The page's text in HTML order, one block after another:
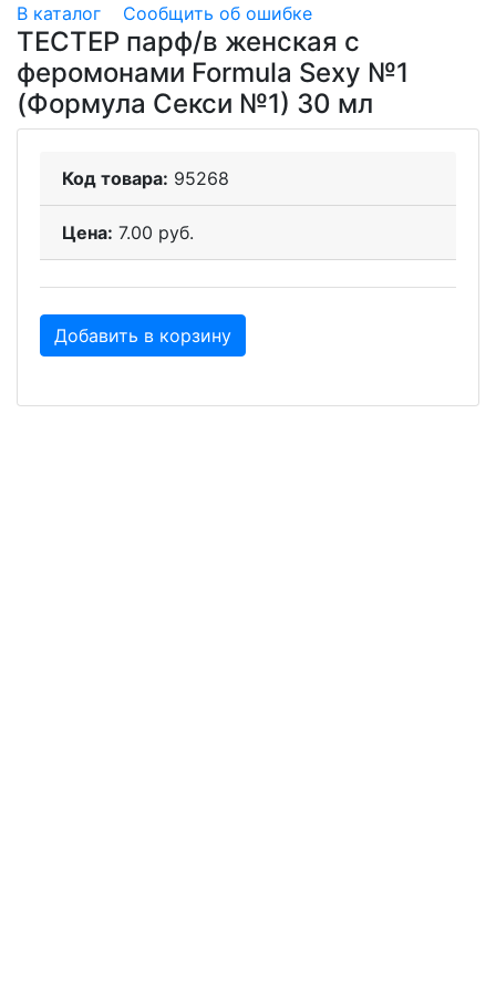
В каталог Сообщить об ошибке
ТЕСТЕР парф/в женская с
феромонами Formula Sexy №1
(Формула Секси №1) 30 мл
Код товара: 95268
Цена: 7.00 руб.
Добавить в корзину